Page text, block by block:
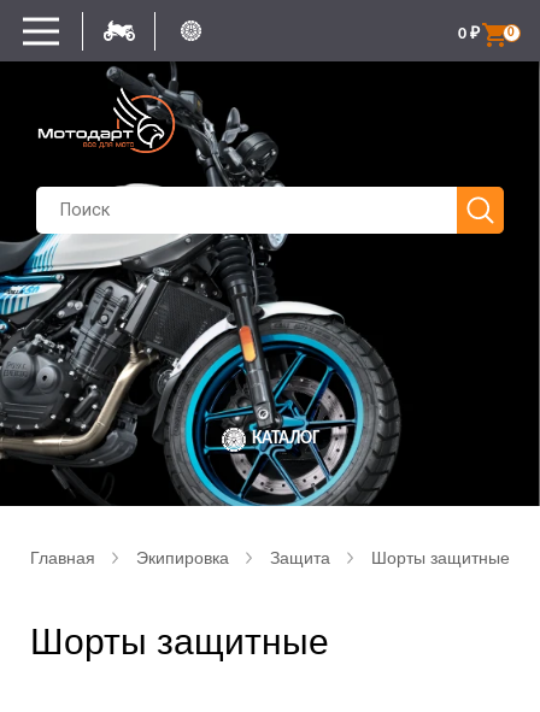
0
0 ₽
КАТАЛОГ
Главная Экипировка Защита Шорты защитные
Шорты защитные